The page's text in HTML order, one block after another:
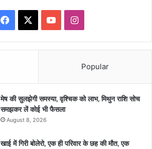
Facebook YouTubeInstagram
Popular
मेष की सुलझेगी समस्या, वृश्चिक को लाभ, मिथुन राशि सोच
समझकर लें कोई भी फैसला
August 8, 2026
खाई में गिरी बोलेरो, एक ही परिवार के छह की मौत, एक